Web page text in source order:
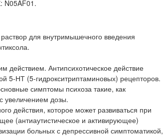
N05AF01.
для внутримышечного введения
действием. Антипсихотическое действие
5-НТ (5-гидрокситриптаминовых) рецепторов.
симптомы психоза такие, как
увеличением дозы.
действия, которое может развиваться при
(антиаутистическое и активирующее)
больных с депрессивной симптоматикой,